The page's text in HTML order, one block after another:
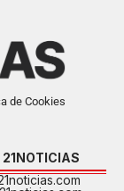
de Cookies